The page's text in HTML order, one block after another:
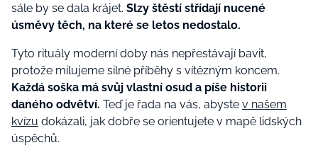
sále by se dala krájet. Slzy štěstí střídají nucené
úsměvy těch, na které se letos nedostalo.
Tyto rituály moderní doby nás nepřestávají bavit,
protože milujeme silné příběhy s vítězným koncem.
Každá soška má svůj vlastní osud a píše historii
daného odvětví. Teď je řada na vás, abyste v našem
kvízu dokázali, jak dobře se orientujete v mapě lidských
úspěchů.